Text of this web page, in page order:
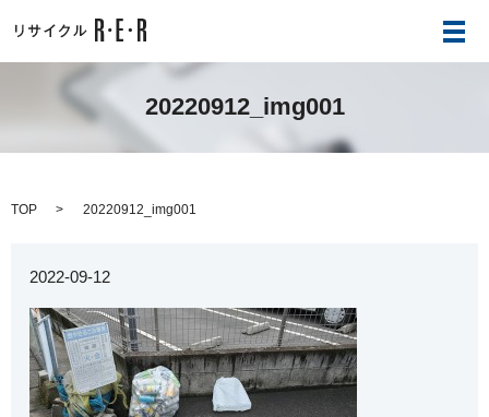
メ
20220912_img001
TOP 20220912_img001
2022-09-12